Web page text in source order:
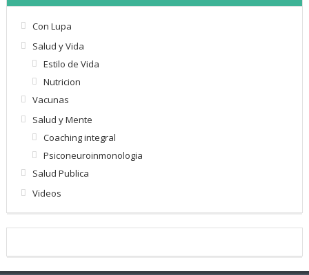
Con Lupa
Salud y Vida
Estilo de Vida
Nutricion
Vacunas
Salud y Mente
Coaching integral
Psiconeuroinmonologia
Salud Publica
Videos